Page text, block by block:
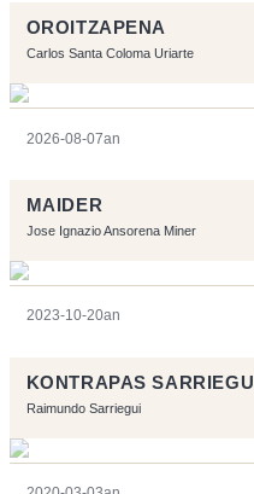
OROITZAPENA
Carlos Santa Coloma Uriarte
2026-08-07an
MAIDER
Jose Ignazio Ansorena Miner
2023-10-20an
KONTRAPAS SARRIEGUI
Raimundo Sarriegui